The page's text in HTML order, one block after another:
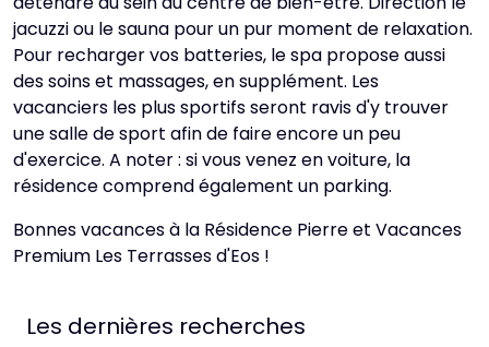
jacuzzi ou le sauna pour un pur moment de relaxation.
Pour recharger vos batteries, le spa propose aussi
des soins et massages, en supplément. Les
vacanciers les plus sportifs seront ravis d'y trouver
une salle de sport afin de faire encore un peu
d'exercice. A noter : si vous venez en voiture, la
résidence comprend également un parking.
Bonnes vacances à la Résidence Pierre et Vacances
Premium Les Terrasses d'Eos !
Les dernières recherches